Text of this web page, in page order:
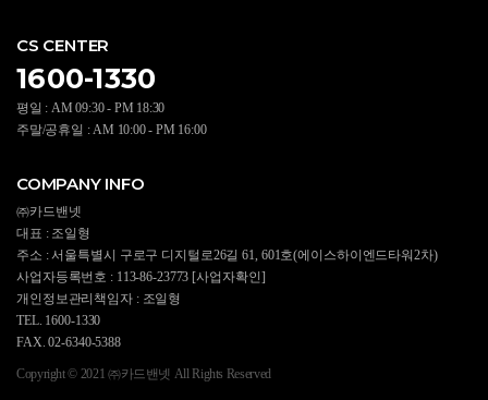
CS CENTER
1600-1330
평일 : AM 09:30 - PM 18:30
주말/공휴일 : AM 10:00 - PM 16:00
COMPANY INFO
㈜카드밴넷
대표 : 조일형
주소 : 서울특별시 구로구 디지털로26길 61, 601호(에이스하이엔드타워2차)
사업자등록번호 : 113-86-23773 [사업자확인]
개인정보관리책임자 : 조일형
TEL. 1600-1330
FAX. 02-6340-5388
Copyright © 2021 ㈜카드밴넷 All Rights Reserved